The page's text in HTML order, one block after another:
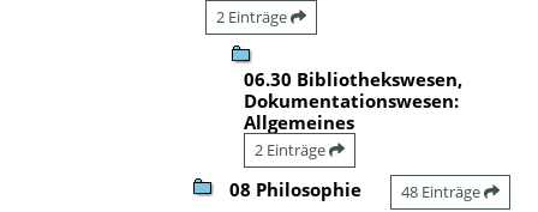
2 Einträge
06.30 Bibliothekswesen,
Dokumentationswesen:
Allgemeines
2 Einträge
08 Philosophie 48 Einträge